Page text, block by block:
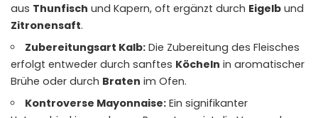
aus Thunfisch und Kapern, oft ergänzt durch Eigelb und
Zitronensaft.
Zubereitungsart Kalb: Die Zubereitung des Fleisches
erfolgt entweder durch sanftes Köcheln in aromatischer
Brühe oder durch Braten im Ofen.
Kontroverse Mayonnaise: Ein signifikanter